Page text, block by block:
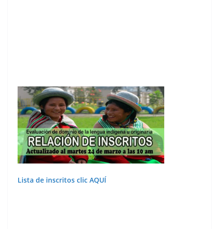
Lista de inscritos clic AQUÍ